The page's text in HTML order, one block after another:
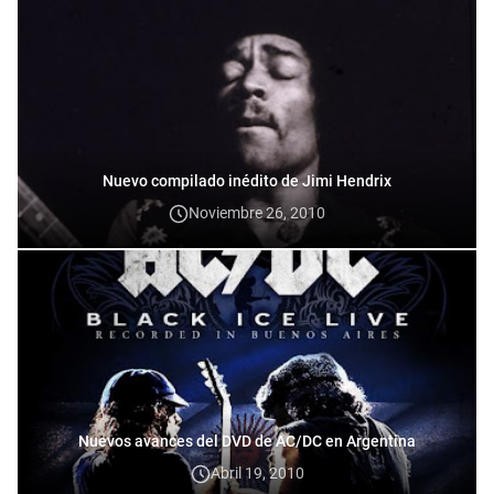
Nuevo compilado inédito de Jimi Hendrix
Noviembre 26, 2010
Nuevos avances del DVD de AC/DC en Argentina
Abril 19, 2010